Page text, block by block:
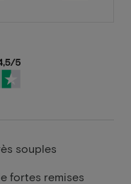
souples
fortes remises